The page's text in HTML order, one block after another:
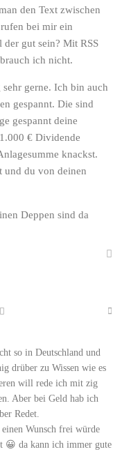
den Text zwischen
bei mir ein
der gut sein? Mit RSS
ich nicht.
gerne. Ich bin auch
gespannt. Die sind
gespannt deine
€ Dividende
knackst.
und du von deinen
Deppen sind da
so in Deutschland und
drüber zu Wissen wie es
will rede ich mit zig
Aber bei Geld hab ich
Redet.
Wunsch frei würde
😀 da kann ich immer gute